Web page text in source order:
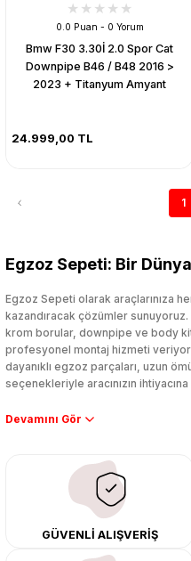
0.0 Puan - 0 Yorum
Bmw F30 3.30İ 2.0 Spor Cat
Downpipe B46 / B48 2016 >
2023 + Titanyum Amyant
24.999,00 TL
1
Egzoz Sepeti: Bir
Egzoz Sepeti olarak araçlarınıza
kazandıracak çözümler
krom borular, downpipe ve body
profesyonel montaj hizmeti
dayanıklı egzoz parçaları, uzun
seçenekleriyle aracınızın
Performans artışı isteyen
çıkma orijinal ürünler ile
tasarımını ve aerodinamisini üst
Tüm ürünlerimiz orijinal, dayanıklı
merkezimizde profesyonel montaj
kargo ile teslimat
GÜVENLİ ALIŞVERİŞ